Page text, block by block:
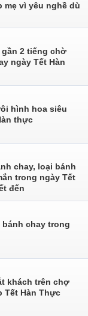
mẹ vì yêu nghề dù
2 tiếng chờ
ngày Tết Hàn
hình hoa siêu
thực
chay, loại bánh
trong ngày Tết
đến
chay trong
khách trên chợ
Tết Hàn Thực